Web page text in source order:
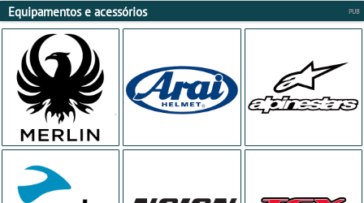
Equipamentos e acessórios